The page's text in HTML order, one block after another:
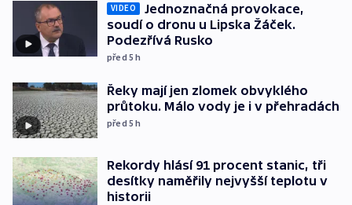
VIDEO
Jednoznačná provokace,
soudí o dronu u Lipska Žáček.
Podezřívá Rusko
před 5h
Řeky mají jen zlomek obvyklého
průtoku. Málo vody je i v přehradách
před 5h
Rekordy hlásí 91 procent stanic, tři
desítky naměřily nejvyšší teplotu v
historii